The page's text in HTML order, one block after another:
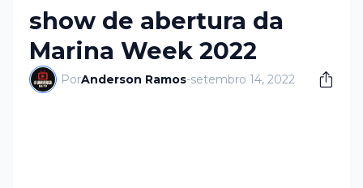
show de abertura da
Marina Week 2022
PorAnderson Ramos-setembro 14, 2022